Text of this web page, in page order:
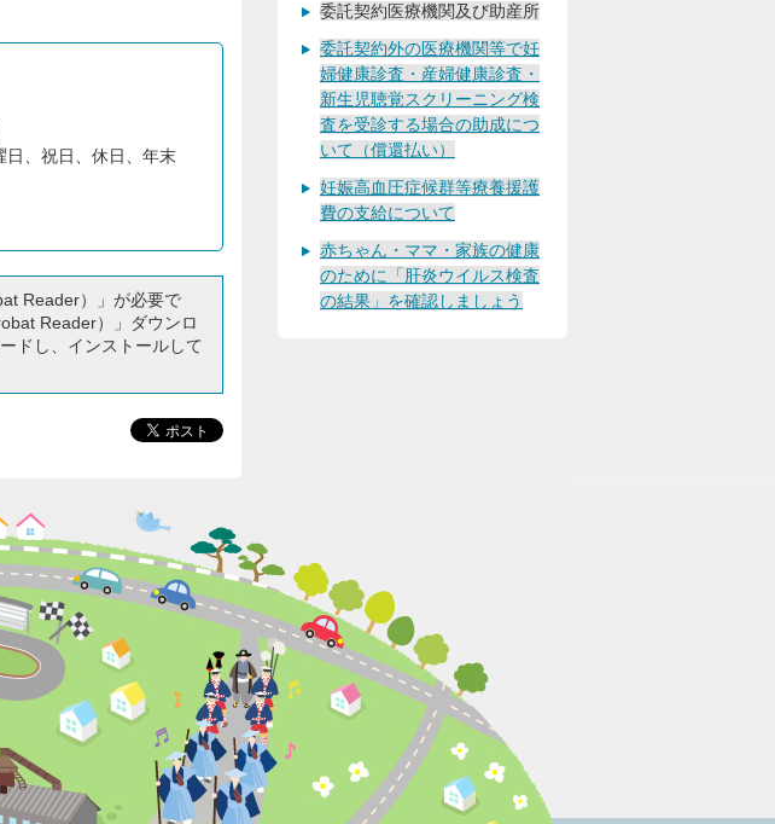
、祝日、休日、年末
Reader）」が必要で
Reader）」ダウンロ
ドし、インストールして
委託契約医療機関及び助産所
委託契約外の医療機関等で妊
婦健康診査・産婦健康診査・
新生児聴覚スクリーニング検
査を受診する場合の助成につ
いて（償還払い）
妊娠高血圧症候群等療養援護
費の支給について
赤ちゃん・ママ・家族の健康
のために「肝炎ウイルス検査
の結果」を確認しましょう